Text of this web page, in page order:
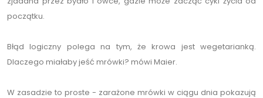
początku.
Błąd logiczny polega na tym, że krowa jest wegetarianką.
Dlaczego miałaby jeść mrówki? mówi Maier.
W zasadzie to proste - zarażone mrówki w ciągu dnia pokazują